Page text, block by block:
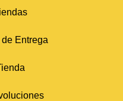
Entrega